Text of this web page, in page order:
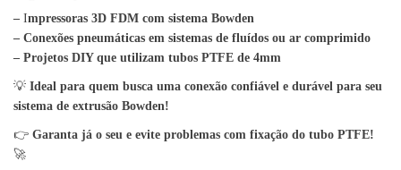
– Impressoras 3D FDM com sistema Bowden
– Conexões pneumáticas em sistemas de fluídos ou ar comprimido
– Projetos DIY que utilizam tubos PTFE de 4mm
💡 Ideal para quem busca uma conexão confiável e durável para seu
sistema de extrusão Bowden!
👉 Garanta já o seu e evite problemas com fixação do tubo PTFE!
🚀